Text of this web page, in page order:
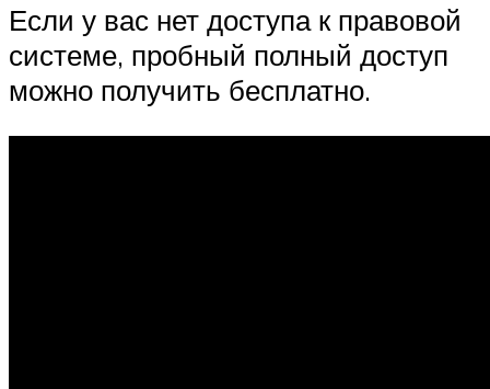
Если у вас нет доступа к правовой
системе, пробный полный доступ
можно получить бесплатно.